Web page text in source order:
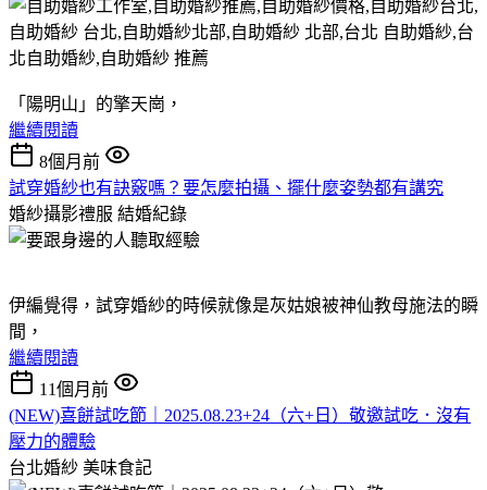
「陽明山」的擎天崗，
繼續閱讀
8個月前
試穿婚紗也有訣竅嗎？要怎麼拍攝、擺什麼姿勢都有講究
婚紗攝影禮服 結婚紀錄
伊編覺得，試穿婚紗的時候就像是灰姑娘被神仙教母施法的瞬
間，
繼續閱讀
11個月前
(NEW)喜餅試吃節｜2025.08.23+24（六+日）敬邀試吃．沒有
壓力的體驗
台北婚紗 美味食記